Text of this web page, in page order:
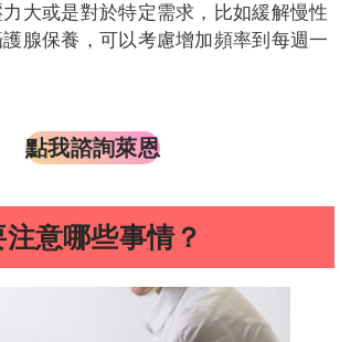
大或是對於特定需求，比如緩解慢性
腺保養，可以考慮增加頻率到每週一
點我諮詢萊恩
意哪些事情？